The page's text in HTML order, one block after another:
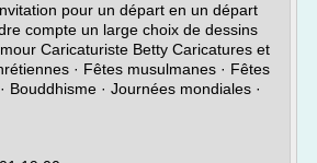
pour un départ en un départ
compte un large choix de dessins
Caricaturiste Betty Caricatures et
· Fêtes musulmanes · Fêtes
Bouddhisme · Journées mondiales ·